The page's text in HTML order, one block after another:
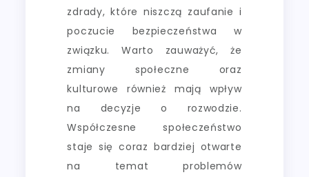
zdrady, które niszczą zaufanie i
poczucie bezpieczeństwa w
związku. Warto zauważyć, że
zmiany społeczne oraz
kulturowe również mają wpływ
na decyzje o rozwodzie.
Współczesne społeczeństwo
staje się coraz bardziej otwarte
na temat problemów